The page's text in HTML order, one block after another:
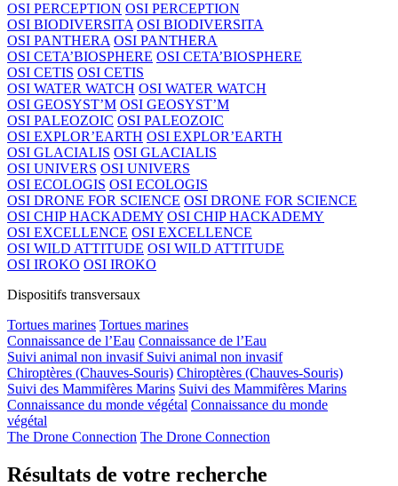
OSI PERCEPTION OSI PERCEPTION
OSI BIODIVERSITA OSI BIODIVERSITA
OSI PANTHERA OSI PANTHERA
OSI CETA’BIOSPHERE OSI CETA’BIOSPHERE
OSI CETIS OSI CETIS
OSI WATER WATCH OSI WATER WATCH
OSI GEOSYST’M OSI GEOSYST’M
OSI PALEOZOIC OSI PALEOZOIC
OSI EXPLOR’EARTH OSI EXPLOR’EARTH
OSI GLACIALIS OSI GLACIALIS
OSI UNIVERS OSI UNIVERS
OSI ECOLOGIS OSI ECOLOGIS
OSI DRONE FOR SCIENCE OSI DRONE FOR SCIENCE
OSI CHIP HACKADEMY OSI CHIP HACKADEMY
OSI EXCELLENCE OSI EXCELLENCE
OSI WILD ATTITUDE OSI WILD ATTITUDE
OSI IROKO OSI IROKO
Dispositifs transversaux
Tortues marines Tortues marines
Connaissance de l’Eau Connaissance de l’Eau
Suivi animal non invasif Suivi animal non invasif
Chiroptères (Chauves-Souris) Chiroptères (Chauves-Souris)
Suivi des Mammifères Marins Suivi des Mammifères Marins
Connaissance du monde végétal Connaissance du monde
végétal
The Drone Connection The Drone Connection
Résultats de votre recherche